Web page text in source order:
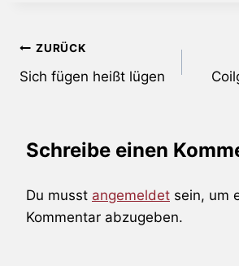
Beitragsnavigation
ZURÜCK
Sich fügen heißt lügen
Schreibe einen
Du musst angemeldet sein, um
Kommentar abzugeben.